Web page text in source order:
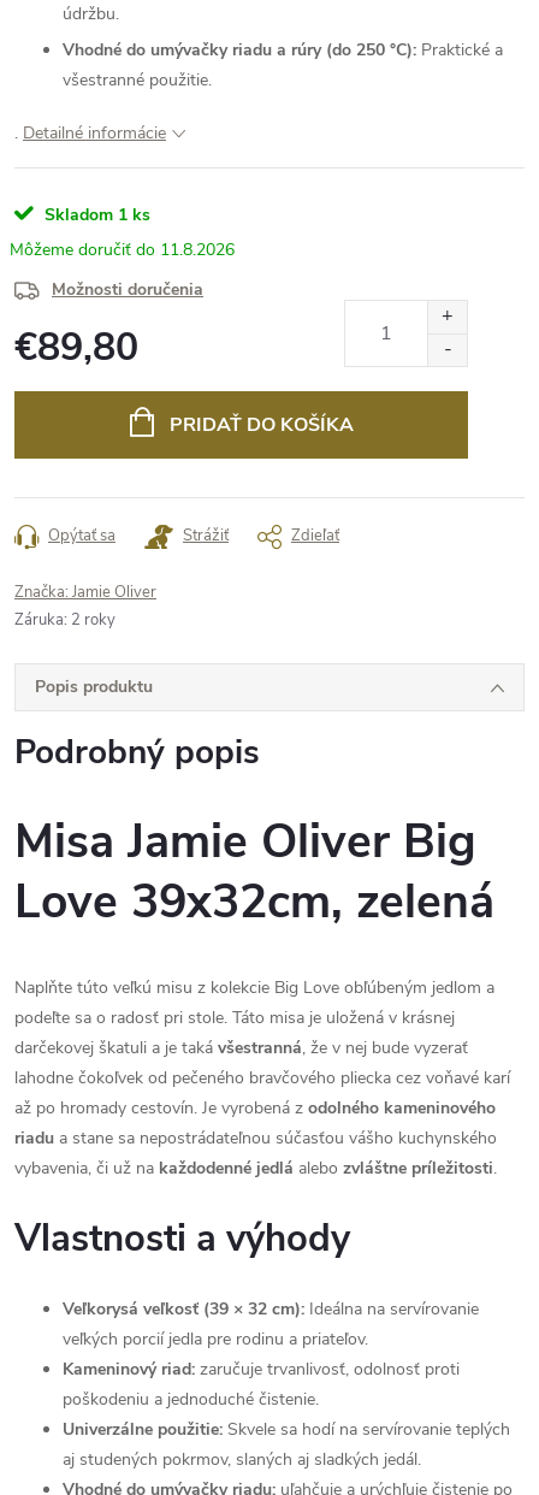
údržbu.
Vhodné do umývačky riadu a rúry (do 250 °C): Praktické a
všestranné použitie.
. Detailné informácie
Skladom 1 ks
11.8.2026
Možnosti doručenia
€89,80
PRIDAŤ DO KOŠÍKA
Opýtať sa Strážiť Zdieľať
Značka: Jamie Oliver
Záruka: 2 roky
Popis produktu
Podrobný popis
Misa Jamie Oliver Big
Love 39x32cm, zelená
Naplňte túto veľkú misu z kolekcie Big Love obľúbeným jedlom a
podeľte sa o radosť pri stole. Táto misa je uložená v krásnej
darčekovej škatuli a je taká všestranná, že v nej bude vyzerať
lahodne čokoľvek od pečeného bravčového pliecka cez voňavé karí
až po hromady cestovín. Je vyrobená z odolného kameninového
riadu a stane sa nepostrádateľnou súčasťou vášho kuchynského
vybavenia, či už na každodenné jedlá alebo zvláštne príležitosti.
Vlastnosti a výhody
Veľkorysá veľkosť (39 × 32 cm): Ideálna na servírovanie
veľkých porcií jedla pre rodinu a priateľov.
Kameninový riad: zaručuje trvanlivosť, odolnosť proti
poškodeniu a jednoduché čistenie.
Univerzálne použitie: Skvele sa hodí na servírovanie teplých
aj studených pokrmov, slaných aj sladkých jedál.
Vhodné do umývačky riadu: uľahčuje a urýchľuje čistenie po